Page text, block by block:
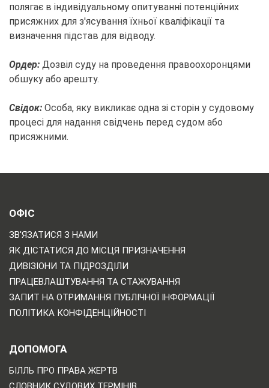
полягає в індивідуальному опитуванні потенційних
присяжних для з'ясування їхньої кваліфікації та
визначення підстав для відводу.
Ордер: Дозвіл суду на проведення правоохоронцями
обшуку або арешту.
Свідок: Особа, яку викликає одна зі сторін у судовому
процесі для надання свідчень перед судом або
присяжними.
ОФІС
ЗВ'ЯЗАТИСЯ З НАМИ
ЯК ДІСТАТИСЯ ДО МІСЦЯ ПРИЗНАЧЕННЯ
ДИВІЗІОНИ ТА ПІДРОЗДІЛИ
ПРАЦЕВЛАШТУВАННЯ ТА СТАЖУВАННЯ
ЗАПИТ НА ОТРИМАННЯ ПУБЛІЧНОЇ ІНФОРМАЦІЇ
ПОЛІТИКА КОНФІДЕНЦІЙНОСТІ
ДОПОМОГА
БІЛЛЬ ПРО ПРАВА ЖЕРТВ